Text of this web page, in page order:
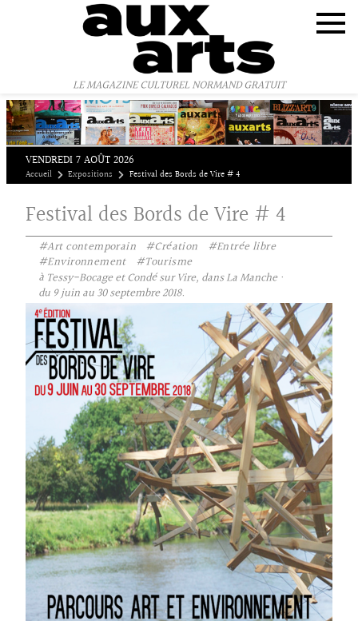
LE MAGAZINE CULTUREL NORMAND GRATUIT
VENDREDI 7 AOÛT 2026
Accueil Expositions Festival des Bords de Vire # 4
Festival des Bords de Vire # 4
#Art contemporain #Création
#Entrée libre
#Environnement
#Tourisme
à Tessy-Bocage et Condé sur Vire, dans La Manche ·
du 9 juin au 30 septembre 2018.
Panneau de gestion des cookies